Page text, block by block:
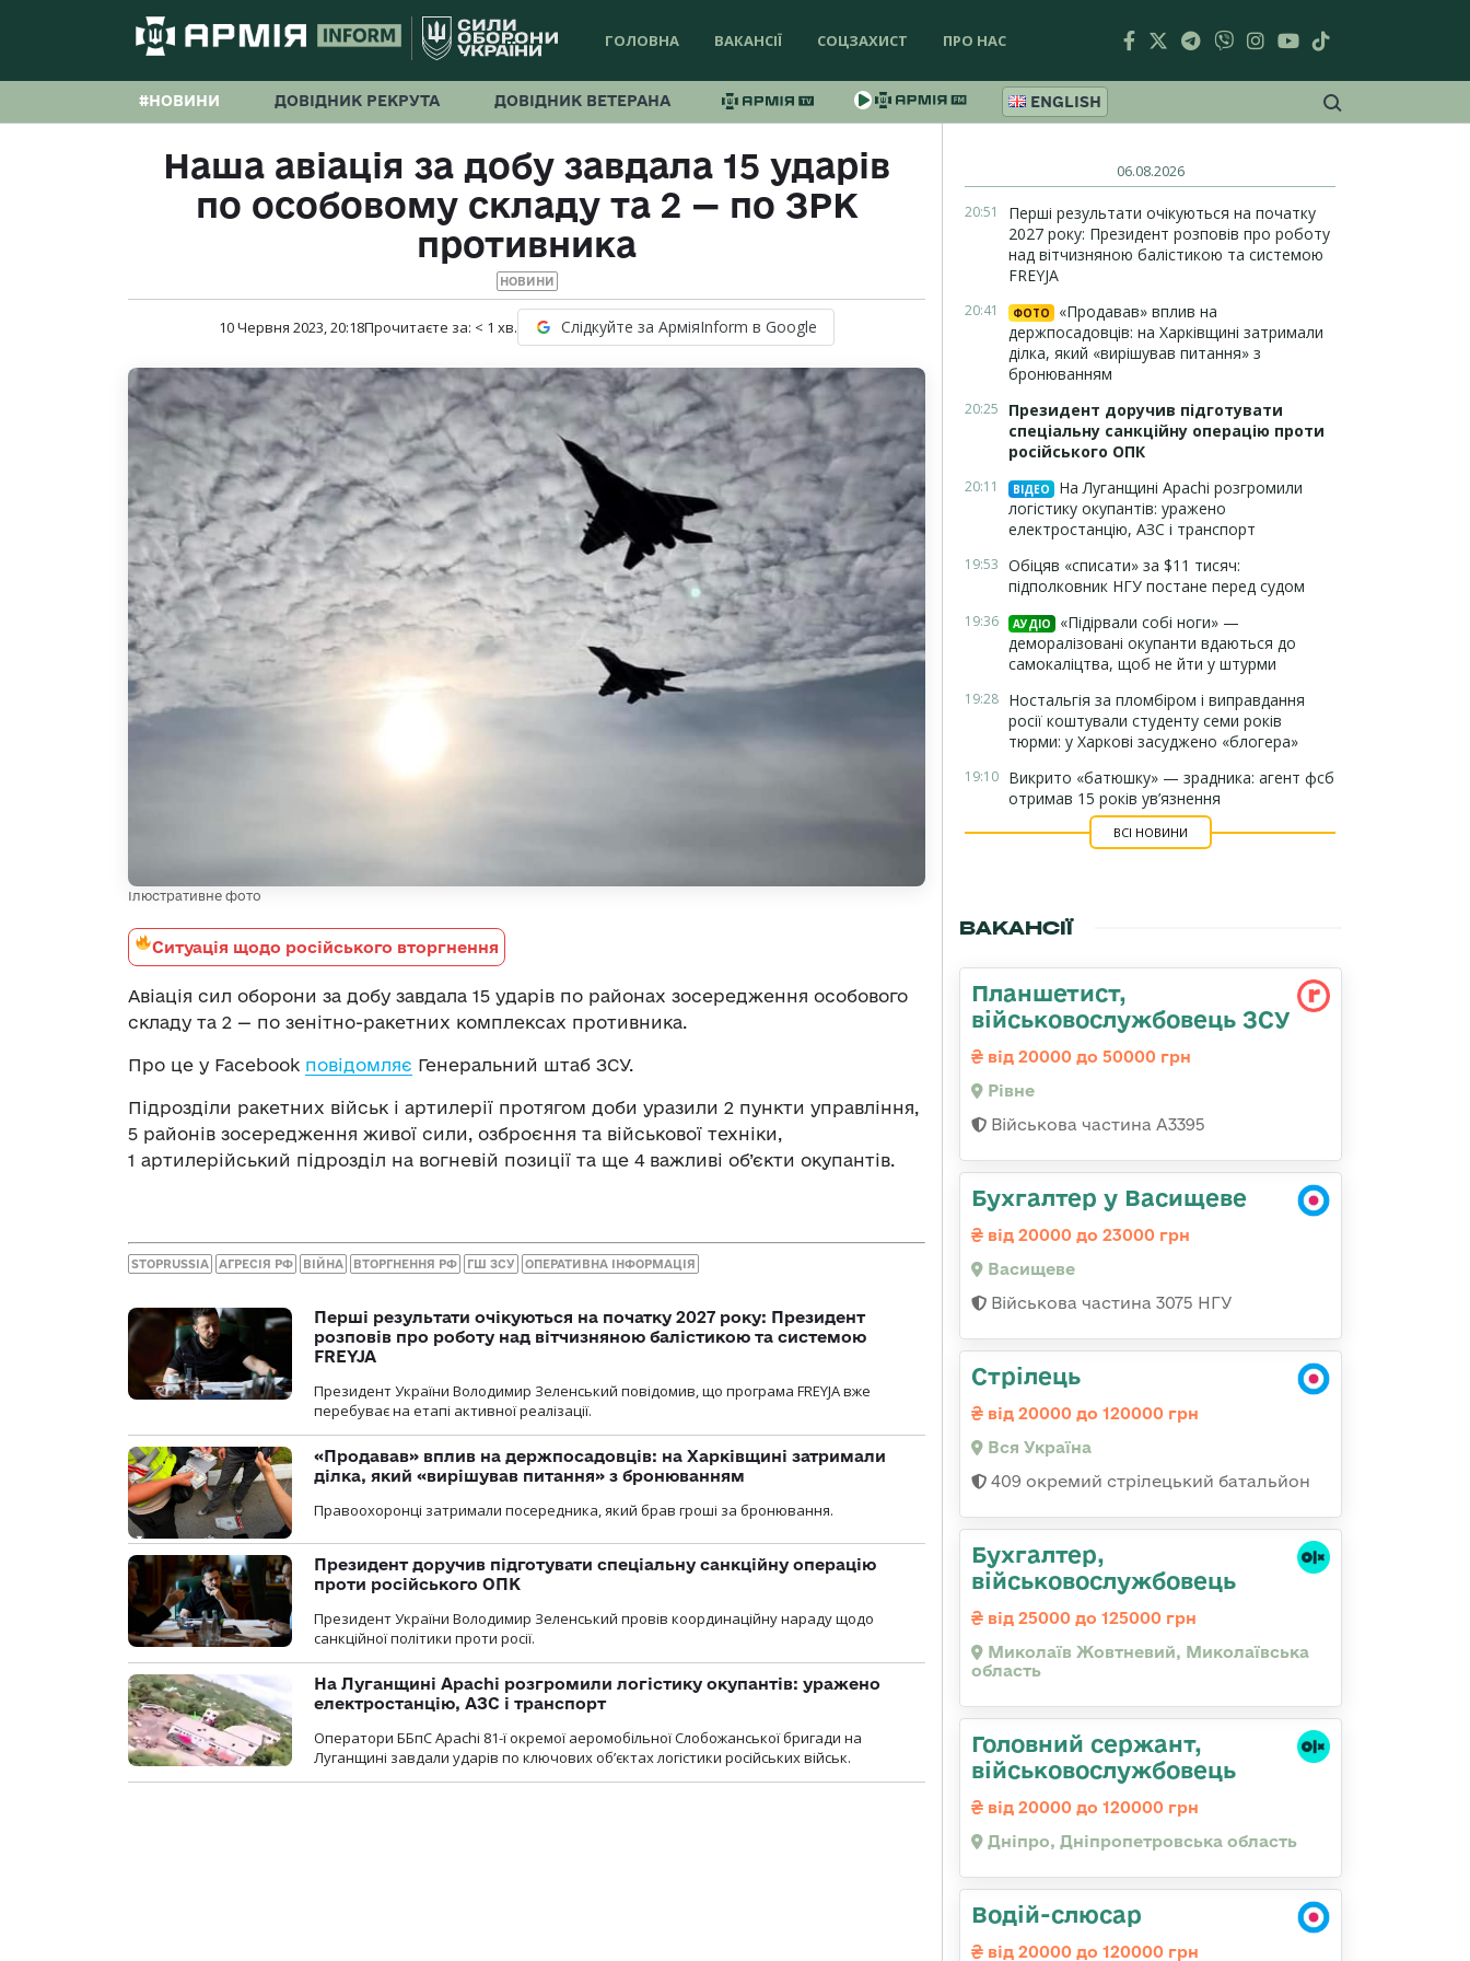
ГОЛОВНА ВАКАНСІЇ СОЦЗАХИСТ ПРО НАС
#НОВИНИ ДОВІДНИК РЕКРУТА ДОВІДНИК ВЕТЕРАНА ENGLISH
Наша авіація за добу завдала 15 ударів
по особовому складу та 2 — по ЗРК
противника
НОВИНИ
10 Червня 2023, 20:18Прочитаєте за: < 1 хв. Слідкуйте за АрміяInform в Google
Ілюстративне фото
Ситуація щодо російського вторгнення
Авіація сил оборони за добу завдала 15 ударів по районах зосередження особового
складу та 2 — по зенітно-ракетних комплексах противника.
Про це у Facebook повідомляє Генеральний штаб ЗСУ.
Підрозділи ракетних військ і артилерії протягом доби уразили 2 пункти управління,
5 районів зосередження живої сили, озброєння та військової техніки,
1 артилерійський підрозділ на вогневій позиції та ще 4 важливі об’єкти окупантів.
STOPRUSSIA АГРЕСІЯ РФ ВІЙНА ВТОРГНЕННЯ РФ ГШ ЗСУ ОПЕРАТИВНА ІНФОРМАЦІЯ
Перші результати очікуються на початку 2027 року: Президент
розповів про роботу над вітчизняною балістикою та системою
FREYJA
Президент України Володимир Зеленський повідомив, що програма FREYJA вже
перебуває на етапі активної реалізації.
«Продавав» вплив на держпосадовців: на Харківщині затримали
ділка, який «вирішував питання» з бронюванням
Правоохоронці затримали посередника, який брав гроші за бронювання.
Президент доручив підготувати спеціальну санкційну операцію
проти російського ОПК
Президент України Володимир Зеленський провів координаційну нараду щодо
санкційної політики проти росії.
На Луганщині Apachi розгромили логістику окупантів: уражено
електростанцію, АЗС і транспорт
Оператори ББпС Apachi 81-ї окремої аеромобільної Слобожанської бригади на
Луганщині завдали ударів по ключових об’єктах логістики російських військ.
06.08.2026
20:51
Перші результати очікуються на початку
2027 року: Президент розповів про роботу
над вітчизняною балістикою та системою
FREYJA
20:41 ФОТО
«Продавав» вплив на
держпосадовців: на Харківщині затримали
ділка, який «вирішував питання» з
бронюванням
20:25
Президент доручив підготувати
спеціальну санкційну операцію проти
російського ОПК
20:11 ВІДЕО
На Луганщині Apachi розгромили
логістику окупантів: уражено
електростанцію, АЗС і транспорт
19:53 Обіцяв «списати» за $11 тисяч:
підполковник НГУ постане перед судом
19:36 АУДІО
«Підірвали собі ноги» —
деморалізовані окупанти вдаються до
самокаліцтва, щоб не йти у штурми
19:28 Ностальгія за пломбіром і виправдання
росії коштували студенту семи років
тюрми: у Харкові засуджено «блогера»
19:10 Викрито «батюшку» — зрадника: агент фсб
отримав 15 років ув’язнення
ВСІ НОВИНИ
ВАКАНСІЇ
Планшетист,
військовослужбовець ЗСУ
від 20000 до 50000 грн
Рівне
Військова частина А3395
Бухгалтер у Васищеве
від 20000 до 23000 грн
Васищеве
Військова частина 3075 НГУ
Стрілець
від 20000 до 120000 грн
Вся Україна
409 окремий стрілецький батальйон
Бухгалтер,
військовослужбовець
від 25000 до 125000 грн
Миколаїв Жовтневий, Миколаївська
область
Головний сержант,
військовослужбовець
від 20000 до 120000 грн
Дніпро, Дніпропетровська область
Водій-слюсар
від 20000 до 120000 грн